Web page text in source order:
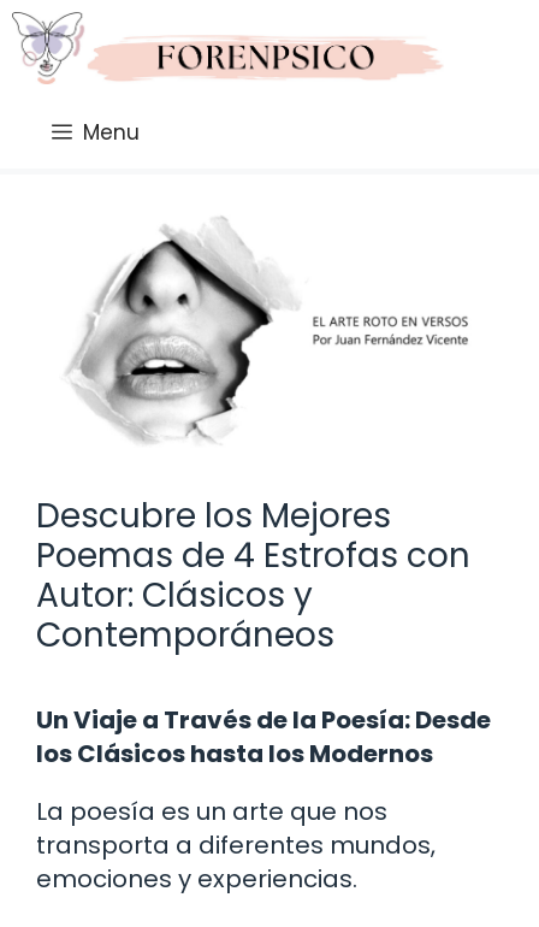
Saltar
al
contenido
Menu
Descubre los Mejores
Poemas de 4 Estrofas con
Autor: Clásicos y
Contemporáneos
Un Viaje a Través de la Poesía: Desde
los Clásicos hasta los Modernos
La poesía es un arte que nos
transporta a diferentes mundos,
emociones y experiencias.